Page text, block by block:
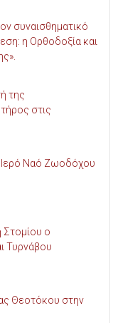
συναισθηματικό
η Ορθοδοξία και
της
στις
Ναό Ζωοδόχου
Στομίου ο
Τυρνάβου
Θεοτόκου στην